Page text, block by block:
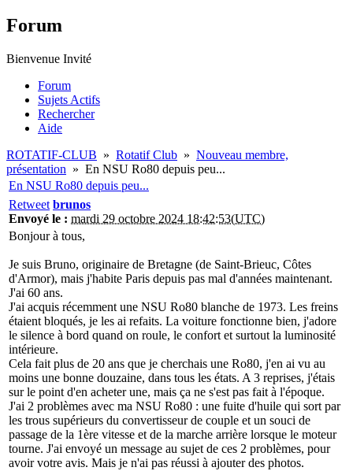
Forum
Bienvenue Invité
Forum
Sujets Actifs
Rechercher
Aide
ROTATIF-CLUB » Rotatif Club » Nouveau membre,
présentation » En NSU Ro80 depuis peu...
En NSU Ro80 depuis peu...
Retweet brunos
Envoyé le : mardi 29 octobre 2024 18:42:53(UTC)
Bonjour à tous,
Je suis Bruno, originaire de Bretagne (de Saint-Brieuc, Côtes
d'Armor), mais j'habite Paris depuis pas mal d'années maintenant.
J'ai 60 ans.
J'ai acquis récemment une NSU Ro80 blanche de 1973. Les freins
étaient bloqués, je les ai refaits. La voiture fonctionne bien, j'adore
le silence à bord quand on roule, le confort et surtout la luminosité
intérieure.
Cela fait plus de 20 ans que je cherchais une Ro80, j'en ai vu au
moins une bonne douzaine, dans tous les états. A 3 reprises, j'étais
sur le point d'en acheter une, mais ça ne s'est pas fait à l'époque.
J'ai 2 problèmes avec ma NSU Ro80 : une fuite d'huile qui sort par
les trous supérieurs du convertisseur de couple et un souci de
passage de la 1ère vitesse et de la marche arrière lorsque le moteur
tourne. J'ai envoyé un message au sujet de ces 2 problèmes, pour
avoir votre avis. Mais je n'ai pas réussi à ajouter des photos.